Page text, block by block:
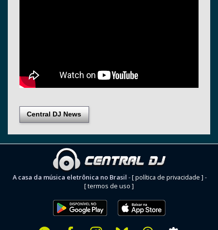
Central DJ News
A casa da música eletrônica no Brasil -[ política de privacidade ] -
[ termos de uso ]